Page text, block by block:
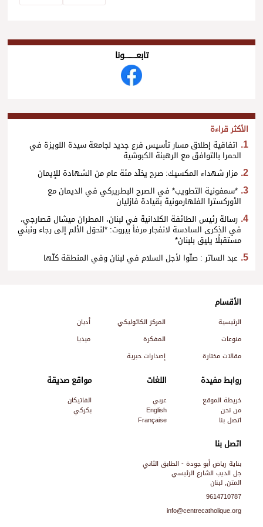
تابعــــــــــونا
الأكثر قراءة
اتفاقية إطلاق مسار تأسيس فرع جديد لجامعة سيدة اللويزة في
الحمرا بالتوافق مع الرهبنة الكبوشية
مزار شهداء المكسيك: صرح يخلّد مئة عام من الشهادة للإيمان
*سمفونية التطويب* في الصرح البطريركي في الديمان مع
الأوركسترا الفلهارمونية بقيادة فازليان
رسالة رئيس الطائفة الكلدانية في لبنان، المطران ميشال قصارجي،
في الذكرى السادسة لانفجار مرفأ بيروت: *لنحوّل الألم إلى رجاء ونبني
مستقبلًا يليق بلبنان*
عبد الساتر : صلّوا لأجل السلام في لبنان وفي المنطقة كلّها
اتصل بنا
بناية رياض أبو جودة - الطابق الثاني
جل الديب الشارع الرئيسي
المتن, لبنان
9614710787
info@centrecatholique.org
الأقسام
الرئيسية المركز الكاثوليكي
أديان
منوعات
المفكرة
ميديا
مقالات مختارة
إصدارات حبرية
روابط مفيدة
خريطة الموقع
من نحن
اتصل بنا
اللغات
عربي
English
Française
مواقع صديقة
الفاتيكان
بكركي